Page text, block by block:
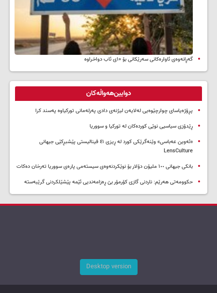
گەڕانەوەی ئاوارەکانی سەرێکانی بۆ ۱۰ی ئاب دواخراوە
دوایین‌هەواڵەکان
پڕۆژەیاسای چوارچێوەیی لەلایەن لیژنەی دادی پەرلەمانی تورکیاوە پەسند کرا
ڕێدۆزی سیاسیی نوێی کوردەکان لە تورکیا و سووریا
«ئەوین عەباسی» وێنەگرێکی کورد لە ڕیزی ٤١ فینالیستی پێشبڕکێی جیهانی
LensCulture
بانکی جیهانی ١٠٠ ملیۆن دۆلار بۆ نوێکردنەوەی سیستەمی پارەی سووریا تەرخان دەکات
حکوومەتی هەرێم: ناردنی گازی کۆرمۆر بێ ڕەزامەندیی ئێمە پێشێلکردنی گرێبەستە
Desktop version